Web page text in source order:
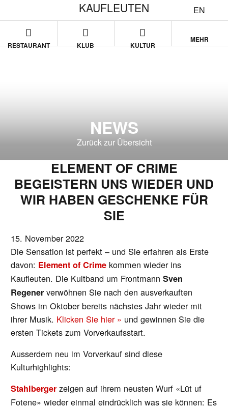
EN
KAUFLEUTEN
RESTAURANT KLUB KULTUR
MEHR
NEWS
Zurück zur Übersicht
ELEMENT OF CRIME
BEGEISTERN UNS WIEDER UND
WIR HABEN GESCHENKE FÜR
SIE
15. November 2022
Die Sensation ist perfekt – und Sie erfahren als Erste
davon: Element of Crime kommen wieder ins
Kaufleuten. Die Kultband um FrontmannSven
Regenerverwöhnen Sie nach den ausverkauften
Shows im Oktober bereits nächstes Jahr wieder mit
ihrer Musik. Klicken Sie hier » und gewinnen Sie die
ersten Tickets zum Vorverkaufsstart.
Ausserdem neu im Vorverkauf sind diese
Kulturhighlights:
Stahlberger zeigen auf ihrem neusten Wurf «Lüt uf
Fotene» wieder einmal eindrücklich was sie können: Es